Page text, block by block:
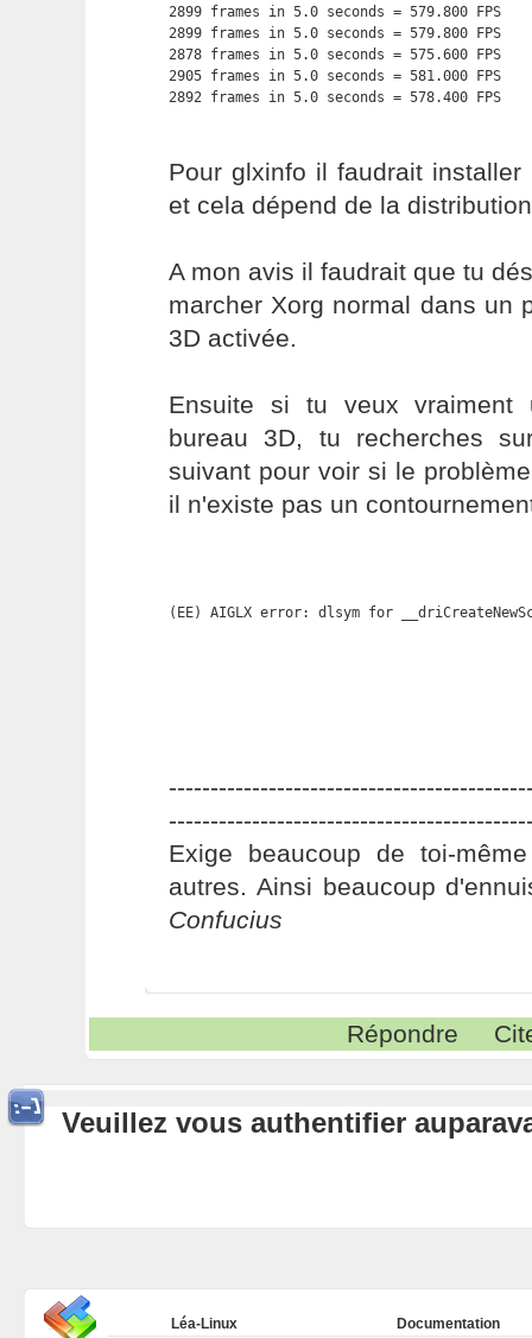
2899 frames in 5.0 seconds = 579.800 FPS
2899 frames in 5.0 seconds = 579.800 FPS
2878 frames in 5.0 seconds = 575.600 FPS
2905 frames in 5.0 seconds = 581.000 FPS
2892 frames in 5.0 seconds = 578.400 FPS
Pour glxinfo il faudrait
et cela dépend de la
A mon avis il faudrait que tu
marcher Xorg normal dans un
3D activée.
Ensuite si tu veux vraiment
bureau 3D, tu recherches
suivant pour voir si le
il n'existe pas un
(EE) AIGLX error: dlsym for
Exige beaucoup de toi-
autres. Ainsi beaucoup
Confucius
Répondre
Veuillez vous authentifier
Léa-Linux
Documentation